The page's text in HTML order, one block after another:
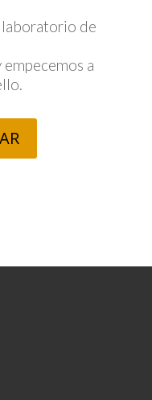
laboratorio de
a